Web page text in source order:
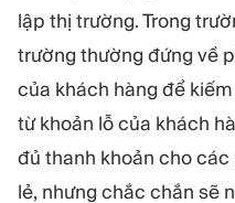
lập thị trường. Trong
trường thường đứng về
của khách hàng để
từ khoản lỗ của khách
đủ thanh khoản cho
lẻ, nhưng chắc chắn sẽ